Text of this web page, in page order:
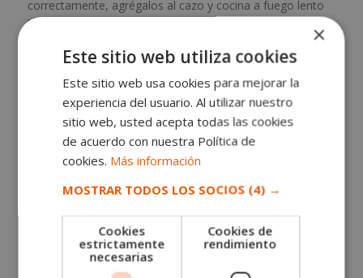
correctamente, agrégalos al cazo y cocina a fuego lento
hasta que se derrita parte de ellos. Ya que obtengas esa
las panna cottas en platos extendidos. Echa por encima el
coulis de arándanos y decora con hojitas de menta. ¡Y
listo! Ya tienes un delicioso postre rápido y gourmet.
SOLICITA MÁS INFORMACIÓN
Nombre (*)
×
Este sitio web utiliza cookies
Este sitio web usa cookies para mejorar la
experiencia del usuario. Al utilizar nuestro
sitio web, usted acepta todas las cookies
de acuerdo con nuestra Política de
cookies. Más información
MOSTRAR TODOS LOS SOCIOS (4) →
Cookies
estrictamente
necesarias
Cookies de
rendimiento